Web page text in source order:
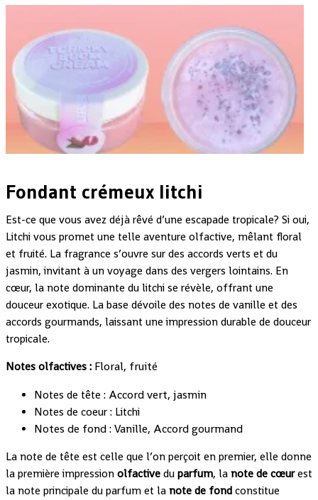
Fondant crémeux litchi
Est-ce que vous avez déjà rêvé d’une escapade tropicale? Si oui,
Litchi vous promet une telle aventure olfactive, mêlant floral
et fruité. La fragrance s’ouvre sur des accords verts et du
jasmin, invitant à un voyage dans des vergers lointains. En
cœur, la note dominante du litchi se révèle, offrant une
douceur exotique. La base dévoile des notes de vanille et des
accords gourmands, laissant une impression durable de douceur
tropicale.
Notes olfactives : Floral, fruité
Notes de tête : Accord vert, jasmin
Notes de coeur : Litchi
Notes de fond : Vanille, Accord gourmand
La note de tête est celle que l’on perçoit en premier, elle donne
la première impression olfactive du parfum, la note de cœurest
la note principale du parfum et la note de fond constitue